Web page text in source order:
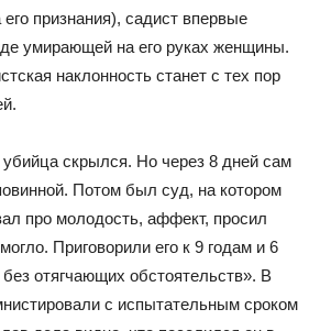
признания), садист впервые
умирающей на его руках женщины.
наклонность станет с тех пор
скрылся. Но через 8 дней сам
Потом был суд, на котором
про молодость, аффект, просил
Приговорили его к 9 годам и 6
отягчающих обстоятельств». В
с испытательным сроком